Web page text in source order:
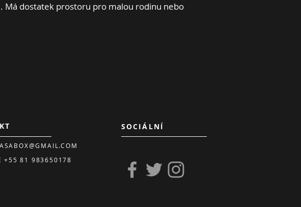
Má dostatek prostoru pro malou rodinu nebo
+55 81 983650178
SOCIÁLNÍ